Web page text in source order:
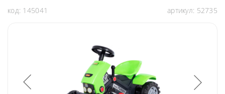
код: 145041 артикул: 52735